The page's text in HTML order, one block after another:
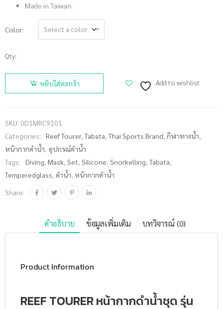
Made in Taiwan.
Color
Qty:
จำนวน
REEF
RC9101
ชิ้น
หยิบใส่ตะกร้า Add to wishlist
SKU: 0D1MRC9101
Categories:
Reef Tourer,Tabata,Thai Sports Brand, กีฬาทางน้ำ,
หน้ากากดำน้ำ, อุปกรณ์ดำน้ำ
Tags:
Diving, Mask, Set, Silicone, Snorkelling,Tabata,
Temperedglass, ดำน้ำ, หน้ากากดำน้ำ
Share:
คำอธิบาย ข้อมูลเพิ่มเติม บทวิจารณ์ (0)
Product Information
REEF TOURER หน้ากากดำน้ำชุด รุ่น